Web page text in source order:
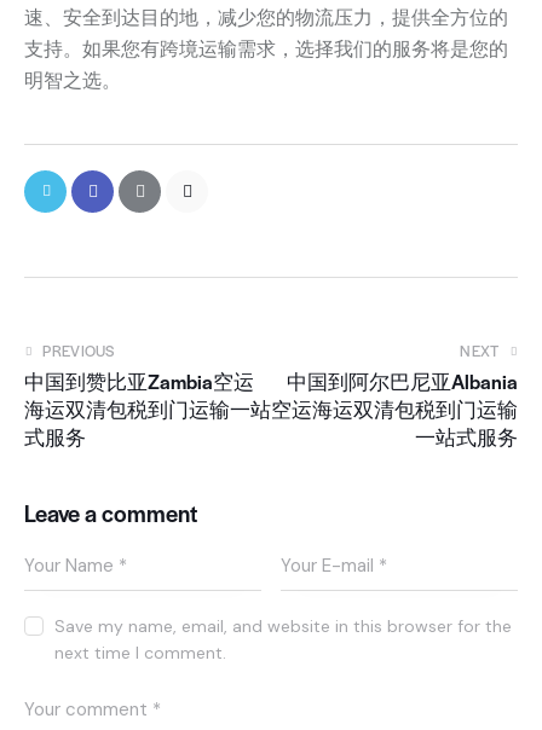
速、安全到达目的地，减少您的物流压力，提供全方位的
支持。如果您有跨境运输需求，选择我们的服务将是您的
明智之选。
PREVIOUS
中国到赞比亚Zambia空运
海运双清包税到门运输一站
式服务
NEXT
中国到阿尔巴尼亚Albania
空运海运双清包税到门运输
一站式服务
Leave a comment
Save my name, email, and website in this browser for the
next time I comment.